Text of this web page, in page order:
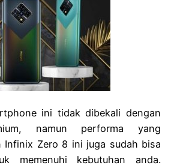
ini tidak dibekali dengan
namun performa yang
Infinix Zero 8 ini juga sudah bisa
memenuhi kebutuhan anda.